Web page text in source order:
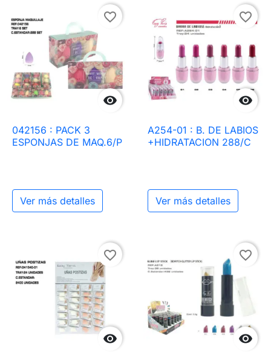

favorite_border
042156 : PACK 3
ESPONJAS DE MAQ.6/P
Ver más detalles

favorite_border
A254-01 : B. DE LABIOS
+HIDRATACION 288/C
Ver más detalles

favorite_border

favorite_border